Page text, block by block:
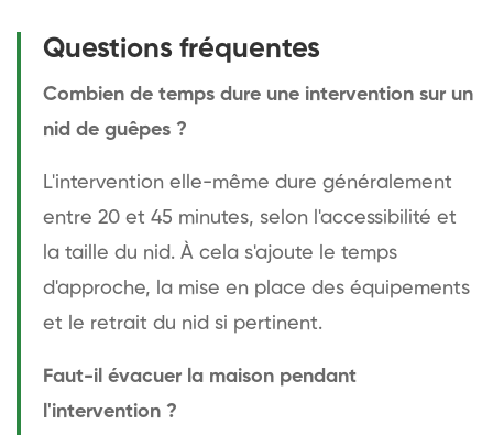
Questions fréquentes
Combien de temps dure une intervention sur un
nid de guêpes ?
L'intervention elle-même dure généralement
entre 20 et 45 minutes, selon l'accessibilité et
la taille du nid. À cela s'ajoute le temps
d'approche, la mise en place des équipements
et le retrait du nid si pertinent.
Faut-il évacuer la maison pendant
l'intervention ?